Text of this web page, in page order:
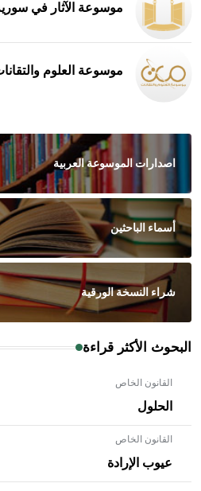
موسوعة الآثار في
موسوعة العلوم
اصدارات الموسوعة العربية
أسماء الباحثين
شراء النسخة الورقية
البحوث الأكثر قراءة
القانون الخاص
الحلول
القانون الخاص
عيوب الإرادة